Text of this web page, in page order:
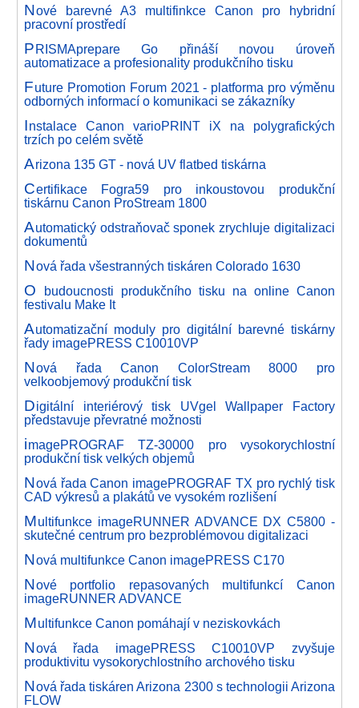
Nové barevné A3 multifinkce Canon pro hybridní
pracovní prostředí
PRISMAprepare Go přináší novou úroveň
automatizace a profesionality produkčního tisku
Future Promotion Forum 2021 - platforma pro výměnu
odborných informací o komunikaci se zákazníky
Instalace Canon varioPRINT iX na polygrafických
trzích po celém světě
Arizona 135 GT - nová UV flatbed tiskárna
Certifikace Fogra59 pro inkoustovou produkční
tiskárnu Canon ProStream 1800
Automatický odstraňovač sponek zrychluje digitalizaci
dokumentů
Nová řada všestranných tiskáren Colorado 1630
O
budoucnosti produkčního tisku na online Canon
festivalu Make It
Automatizační moduly pro digitální barevné tiskárny
řady imagePRESS C10010VP
Nová řada Canon ColorStream 8000 pro
velkoobjemový produkční tisk
Digitální interiérový tisk UVgel Wallpaper Factory
představuje převratné možnosti
imagePROGRAF TZ-30000 pro vysokorychlostní
produkční tisk velkých objemů
Nová řada Canon imagePROGRAF TX pro rychlý tisk
CAD výkresů a plakátů ve vysokém rozlišení
Multifunkce imageRUNNER ADVANCE DX C5800 -
skutečné centrum pro bezproblémovou digitalizaci
Nová multifunkce Canon imagePRESS C170
Nové portfolio repasovaných multifunkcí Canon
imageRUNNER ADVANCE
Multifunkce Canon pomáhají v neziskovkách
Nová řada imagePRESS C10010VP zvyšuje
produktivitu vysokorychlostního archového tisku
Nová řada tiskáren Arizona 2300 s technologii Arizona
FLOW